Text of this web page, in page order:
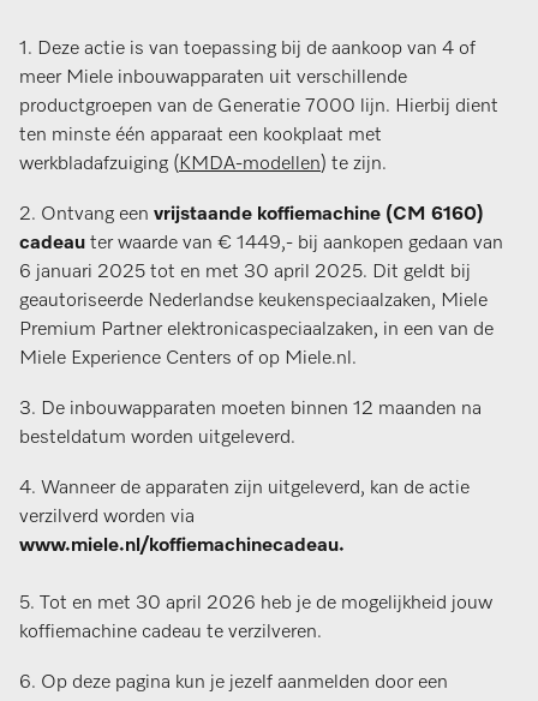
1. Deze actie is van toepassing bij de aankoop van 4 of
meer Miele inbouwapparaten uit verschillende
productgroepen van de Generatie 7000 lijn. Hierbij dient
ten minste één apparaat een kookplaat met
werkbladafzuiging (KMDA-modellen) te zijn.
2. Ontvang een vrijstaande koffiemachine (CM 6160)
cadeau ter waarde van € 1449,- bij aankopen gedaan van
6 januari 2025 tot en met 30 april 2025. Dit geldt bij
geautoriseerde Nederlandse keukenspeciaalzaken, Miele
Premium Partner elektronicaspeciaalzaken, in een van de
Miele Experience Centers of op Miele.nl.
3. De inbouwapparaten moeten binnen 12 maanden na
besteldatum worden uitgeleverd.
4. Wanneer de apparaten zijn uitgeleverd, kan de actie
verzilverd worden via
www.miele.nl/koffiemachinecadeau.
5. Tot en met 30 april 2026 heb je de mogelijkheid jouw
koffiemachine cadeau te verzilveren.
6. Op deze pagina kun je jezelf aanmelden door een